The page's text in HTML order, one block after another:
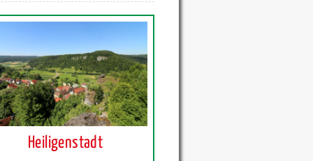
Heiligenstadt